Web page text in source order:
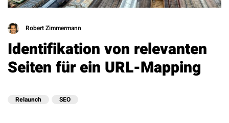
Robert Zimmermann
Identifikation von relevanten
Seiten für ein URL-Mapping
Relaunch SEO